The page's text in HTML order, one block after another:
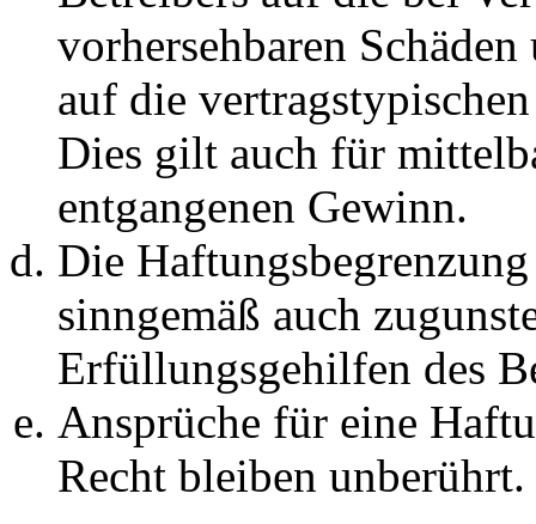
vorhersehbaren
auf die
Dies gilt auch für
entgangenen Gewinn.
Die
sinngemäß auch
Erfüllungsgehilfen des
Ansprüche für eine
Recht bleiben unberührt.